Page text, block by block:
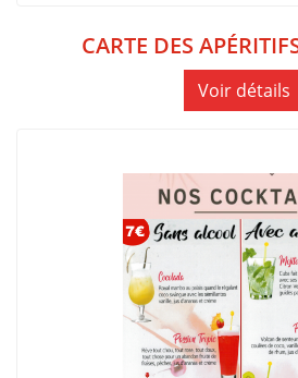
CARTE DES
Voir détails